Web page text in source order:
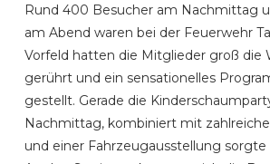
Rund 400 Besucher am Nachmittag
am Abend waren bei der Feuerwehr
Vorfeld hatten die Mitglieder groß die
gerührt und ein sensationelles
gestellt. Gerade die
Nachmittag, kombiniert mit
und einer Fahrzeugausstellung